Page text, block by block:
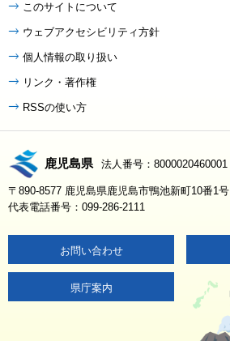
このサイトについて
ウェブアクセシビリティ方針
個人情報の取り扱い
リンク・著作権
RSSの使い方
鹿児島県 法人番号：8000020460001
〒890-8577 鹿児島県鹿児島市鴨池新町10番1号
代表電話番号：099-286-2111
お問い合わせ
県庁案内